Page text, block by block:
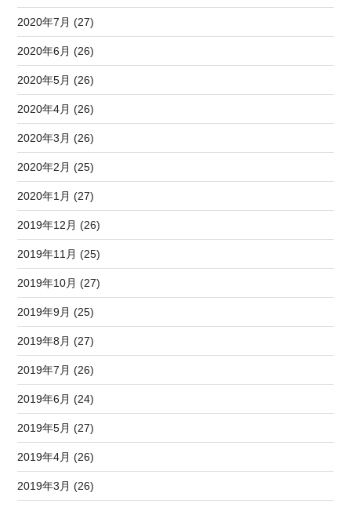
2020年7月 (27)
2020年6月 (26)
2020年5月 (26)
2020年4月 (26)
2020年3月 (26)
2020年2月 (25)
2020年1月 (27)
2019年12月 (26)
2019年11月 (25)
2019年10月 (27)
2019年9月 (25)
2019年8月 (27)
2019年7月 (26)
2019年6月 (24)
2019年5月 (27)
2019年4月 (26)
2019年3月 (26)